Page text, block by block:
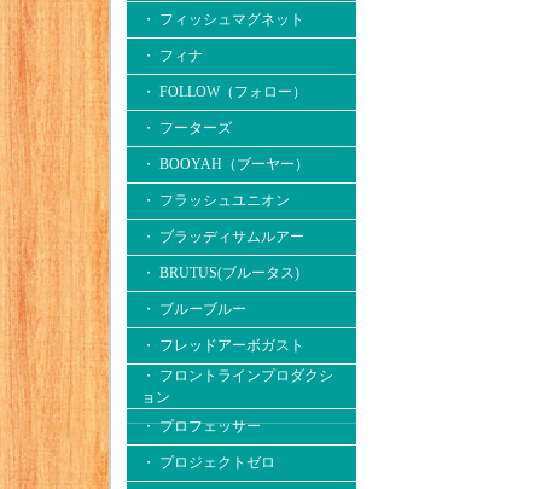
・ フィッシュマグネット
・ フィナ
・ FOLLOW（フォロー）
・ フーターズ
・ BOOYAH（ブーヤー）
・ フラッシュユニオン
・ ブラッディサムルアー
・ BRUTUS(ブルータス)
・ ブルーブルー
・ フレッドアーボガスト
・ フロントラインプロダクシ
ョン
・ プロフェッサー
・ プロジェクトゼロ